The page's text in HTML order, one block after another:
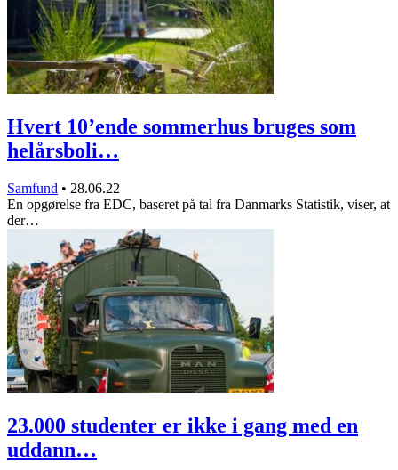
Hvert 10’ende sommerhus bruges som
helårsboli…
Samfund • 28.06.22
En opgørelse fra EDC, baseret på tal fra Danmarks Statistik, viser, at
der…
23.000 studenter er ikke i gang med en
uddann…